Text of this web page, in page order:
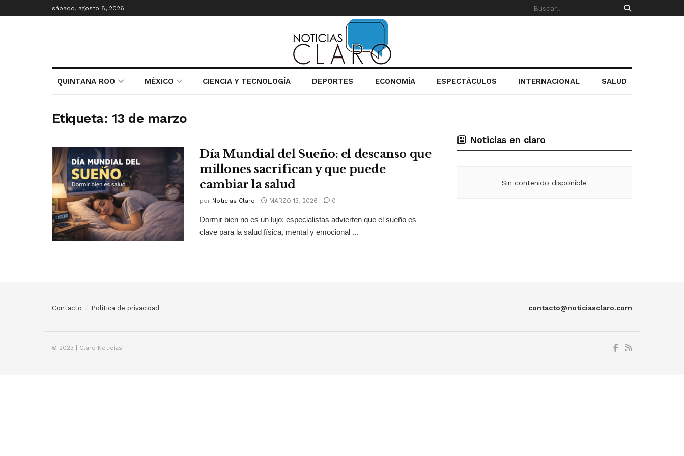
sábado, agosto 8, 2026
QUINTANA ROO MÉXICO CIENCIA Y TECNOLOGÍA DEPORTES ECONOMÍA ESPECTÁCULOS INTERNACIONAL SALUD
Etiqueta: 13 de marzo
Día Mundial del Sueño: el descanso que
millones sacrifican y que puede
cambiar la salud
por Noticias Claro MARZO 13, 2026 0
Dormir bien no es un lujo: especialistas advierten que el sueño es
clave para la salud física, mental y emocional ...
Noticias en claro
Sin contenido disponible
Contacto Política de privacidad contacto@noticiasclaro.com
© 2023 | Claro Noticias